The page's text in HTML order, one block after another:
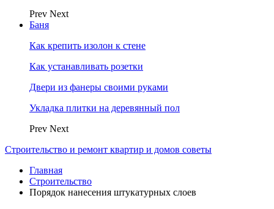
Prev Next
Баня
Как крепить изолон к стене
Как устанавливать розетки
Двери из фанеры своими руками
Укладка плитки на деревянный пол
Prev Next
Строительство и ремонт квартир и домов советы
Главная
Строительство
Порядок нанесения штукатурных слоев